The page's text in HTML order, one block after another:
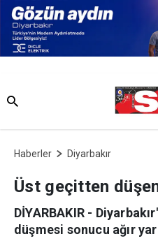
Haberler Diyarbakır
Üst geçitten
DİYARBAKIR -
düşmesi sonucu ağır